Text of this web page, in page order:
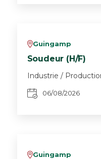
vGuingamp
Soudeur (H/F)
Industrie /
06/08/2026
vGuingamp